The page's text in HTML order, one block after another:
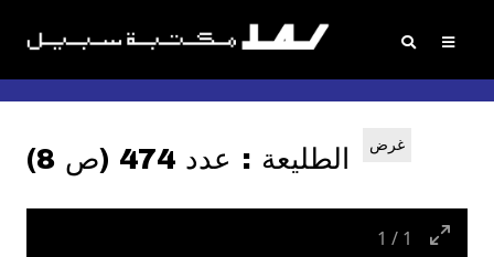
الطليعة : عدد 474 (ص 8) غرض
1 / 1